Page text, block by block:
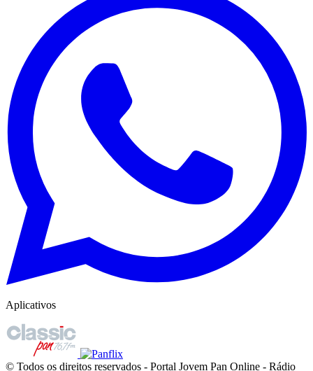
Aplicativos
© Todos os direitos reservados - Portal Jovem Pan Online - Rádio